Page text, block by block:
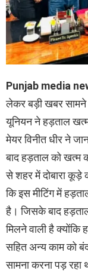
Punjab media
लेकर बड़ी खबर सामने
यूनियन ने हड़ताल
मेयर विनीत धीर ने
बाद हड़ताल को खत्म
से शहर में दोबारा कूड़े
कि इस मीटिंग में
है। जिसके बाद
मिलने वाली है
सहित अन्य काम को
सामना करना पड़ रहा